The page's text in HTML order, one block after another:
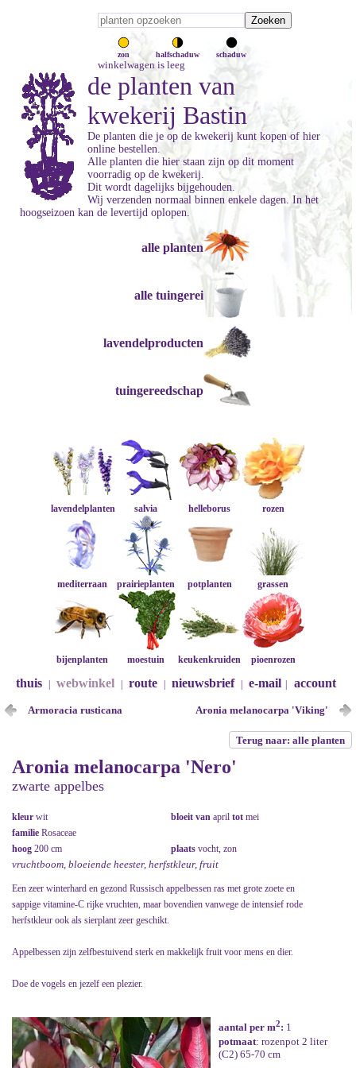
zon halfschaduw schaduw
winkelwagen is leeg
de planten van
kwekerij Bastin
De planten die je op de kwekerij kunt kopen of hier
online bestellen.
Alle planten die hier staan zijn op dit moment
voorradig op de kwekerij.
Dit wordt dagelijks bijgehouden.
Wij verzenden normaal binnen enkele dagen. In het
hoogseizoen kan de levertijd oplopen.
alle planten
alle tuingerei
lavendelproducten
tuingereedschap
lavendelplanten salvia helleborus rozen
mediterraan prairieplanten potplanten grassen
bijenplanten moestuin keukenkruiden pioenrozen
thuis webwinkel route nieuwsbrief e-mail account
Armoracia rusticana Aronia melanocarpa 'Viking'
Terug naar: alle planten
Aronia melanocarpa 'Nero'
zwarte appelbes
kleur wit bloeit van april tot mei
familie Rosaceae
hoog 200 cm plaats vocht, zon
vruchtboom, bloeiende heester, herfstkleur, fruit
Een zeer winterhard en gezond Russisch appelbessen ras met grote zoete en
sappige vitamine-C rijke vruchten, maar bovendien vanwege de intensief rode
herfstkleur ook als sierplant zeer geschikt.
Appelbessen zijn zelfbestuivend sterk en makkelijk fruit voor mens en dier.
Doe de vogels en jezelf een plezier.
aantal per m2: 1
potmaat: rozenpot 2 liter
(C2) 65-70 cm